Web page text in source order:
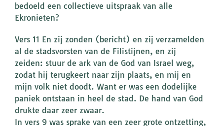
bedoeld een collectieve uitspraak van alle
Ekronieten?
Vers 11 En zij zonden (bericht) en zij verzamelden
al de stadsvorsten van de Filistijnen, en zij
zeiden: stuur de ark van de God van Israel weg,
zodat hij terugkeert naar zijn plaats, en mij en
mijn volk niet doodt. Want er was een dodelijke
paniek ontstaan in heel de stad. De hand van God
drukte daar zeer zwaar.
In vers 9 was sprake van een zeer grote ontzetting,